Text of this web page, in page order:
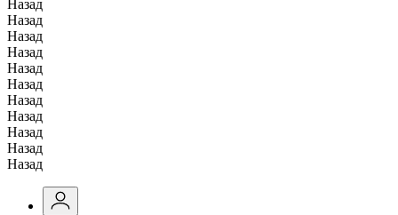
Назад
Назад
Назад
Назад
Назад
Назад
Назад
Назад
Назад
Назад
Назад